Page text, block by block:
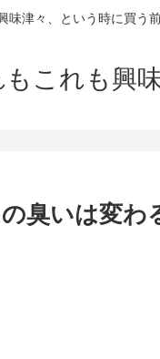
味津々、という時に買う
もこれも興
臭いは変わ